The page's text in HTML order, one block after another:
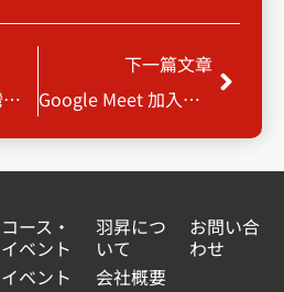
中國附醫開創台灣醫療資訊新局面 首家醫院引進Google Cloud Anthos 服務
下一篇文章
Google Meet 加入自動退出新功能
Next
コース・
イベント
イベント
羽昇につ
いて
会社概要
お問い合
わせ